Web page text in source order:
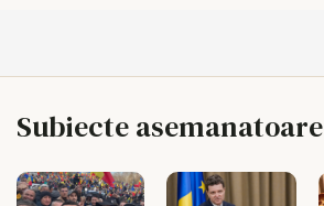
Subiecte asemanatoare